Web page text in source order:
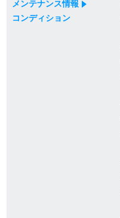
メンテナンス情報
コンディション